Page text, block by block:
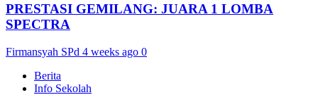
PRESTASI GEMILANG: JUARA 1 LOMBA
SPECTRA
Firmansyah SPd 4 weeks ago 0
Berita
Info Sekolah